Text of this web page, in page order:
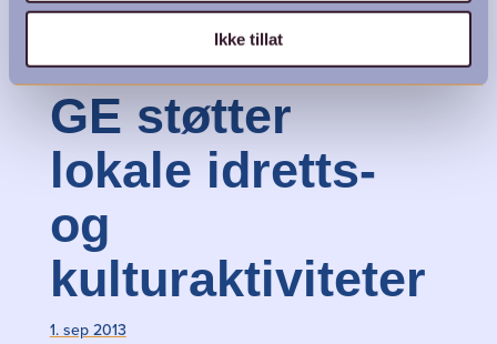
Ikke tillat
GE støtter
lokale idretts-
og
kulturaktiviteter
1. sep 2013